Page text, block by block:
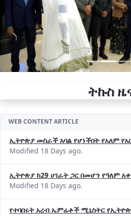
ኢትዮጵያ መስራች አባል የሆነችበት የአለም
Modified 18 Days ago.
ኢትዮጵያ ከ29 ሀገራት ጋር በመሆን የዓለም
Modified 18 Days ago.
የተባበሩት አረብ ኤምሬቶች ሚኒስትር
Modified 18 Days ago.